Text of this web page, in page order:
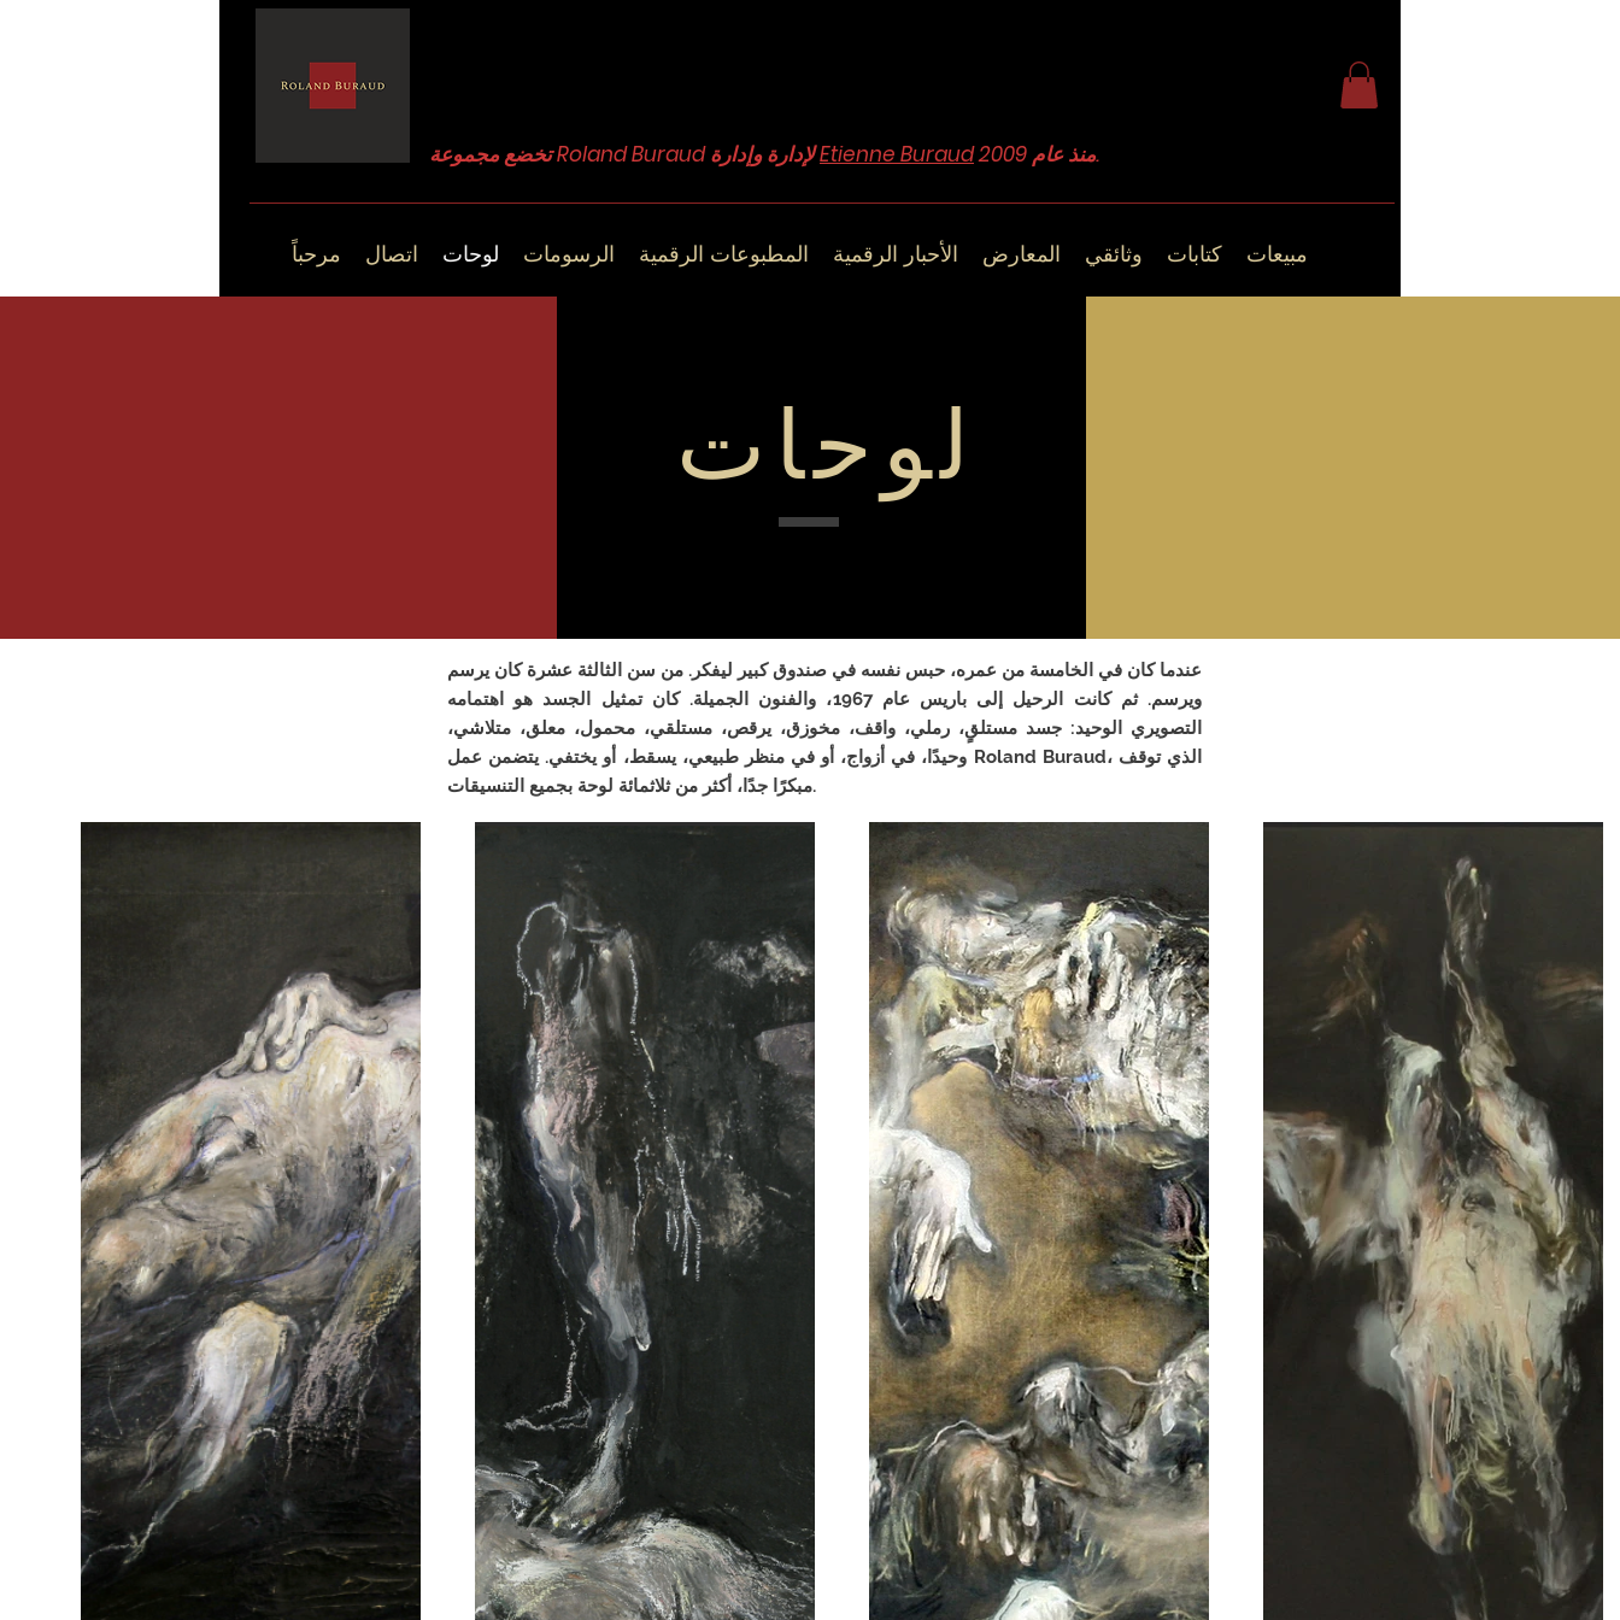
تخضع مجموعة Roland Buraud لإدارة وإدارةEtienne Buraud منذ عام 2009.
مرحباً اتصال لوحات الرسومات المطبوعات الرقمية الأحبار الرقمية المعارض وثائقي كتابات مبيعات
لوحات
عندما كان في الخامسة من عمره، حبس نفسه في صندوق كبير ليفكر. من سن الثالثة عشرة كان يرسم
ويرسم. ثم كانت الرحيل إلى باريس عام 1967، والفنون الجميلة. كان تمثيل الجسد هو اهتمامه
التصويري الوحيد: جسد مستلقٍ، رملي، واقف، مخوزق، يرقص، مستلقي، محمول، معلق، متلاشي،
وحيدًا، في أزواج، أو في منظر طبيعي، يسقط، أو يختفي. يتضمن عمل Roland Buraud، الذي توقف
مبكرًا جدًا، أكثر من ثلاثمائة لوحة بجميع التنسيقات.